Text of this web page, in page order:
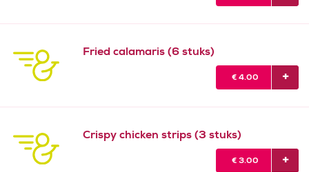
Fried calamaris (6 stuks)
€ 4.00
Crispy chicken strips (3 stuks)
€ 3.00